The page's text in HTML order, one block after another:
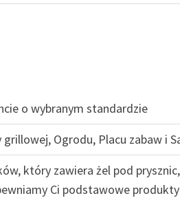
o wybranym standardzie
Ogrodu, Placu zabaw i
który zawiera żel pod
Ci podstawowe